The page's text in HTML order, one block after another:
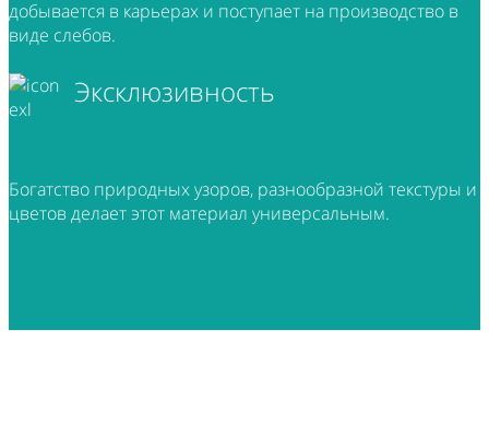
добывается в карьерах и поступает на производство в
виде слебов.
Эксклюзивность
Богатство природных узоров, разнообразной текстуры и
цветов делает этот материал универсальным.